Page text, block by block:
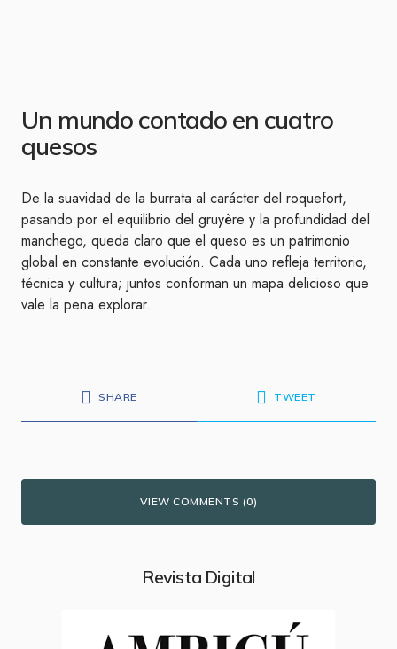
Un mundo contado en cuatro
quesos
De la suavidad de la burrata al carácter del roquefort,
pasando por el equilibrio del gruyère y la profundidad del
manchego, queda claro que el queso es un patrimonio
global en constante evolución. Cada uno refleja territorio,
técnica y cultura; juntos conforman un mapa delicioso que
vale la pena explorar.
SHARE TWEET
VIEW COMMENTS (0)
Revista Digital